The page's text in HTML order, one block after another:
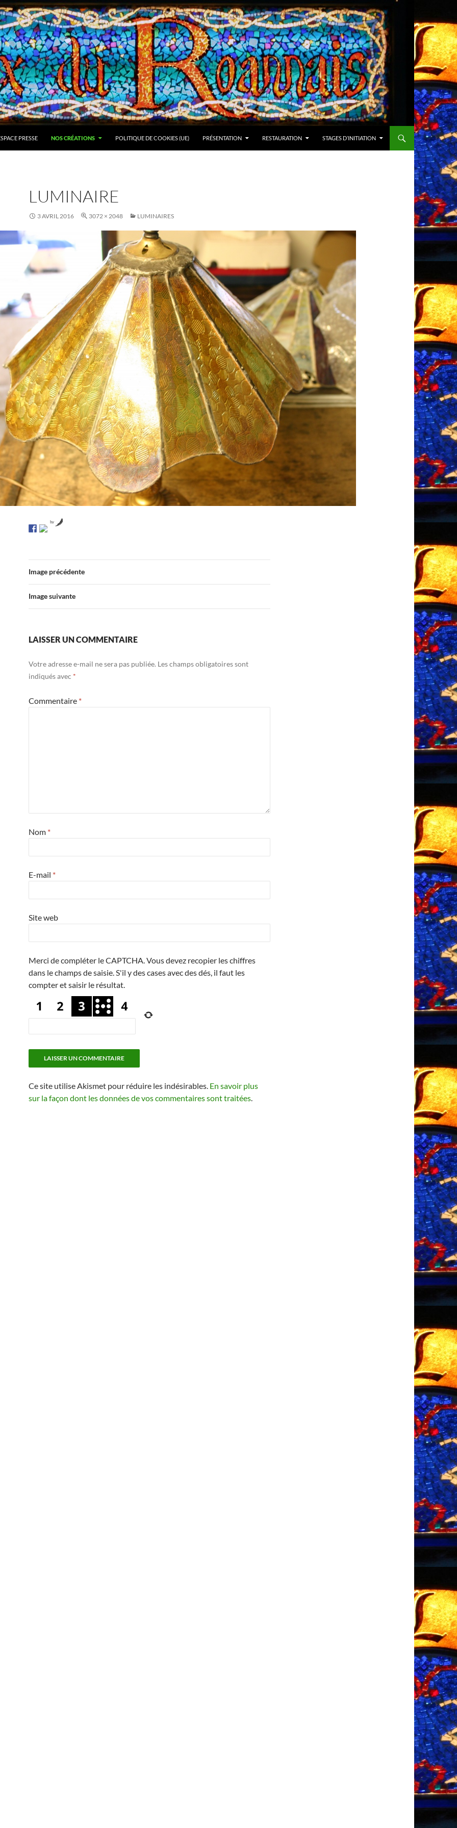
PRESSE NOS CRÉATIONS POLITIQUE DE COOKIES (UE) PRÉSENTATION RESTAURATION STAGES D’INITIATION
LUMINAIRE
3 AVRIL 2016 3072 × 2048 LUMINAIRES
by
Image précédente
Image suivante
LAISSER UN COMMENTAIRE
Votre adresse e-mail ne sera pas publiée. Les champs obligatoires sont
indiqués avec *
Commentaire *
Nom *
E-mail *
Site web
Merci de compléter le CAPTCHA. Vous devez recopier les chiffres
dans le champs de saisie. S'il y des cases avec des dés, il faut les
compter et saisir le résultat.
Ce site utilise Akismet pour réduire les indésirables. En savoir plus
sur la façon dont les données de vos commentaires sont traitées.